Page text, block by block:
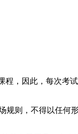
，因此，每次考
则，不得以任何形